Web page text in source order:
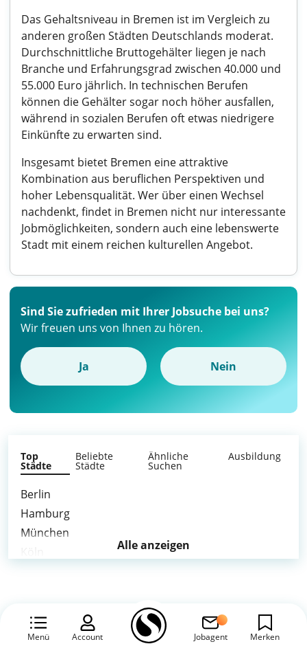
Das Gehaltsniveau in Bremen ist im Vergleich zu
anderen großen Städten Deutschlands moderat.
Durchschnittliche Bruttogehälter liegen je nach
Branche und Erfahrungsgrad zwischen 40.000 und
55.000 Euro jährlich. In technischen Berufen
können die Gehälter sogar noch höher ausfallen,
während in sozialen Berufen oft etwas niedrigere
Einkünfte zu erwarten sind.
Insgesamt bietet Bremen eine attraktive
Kombination aus beruflichen Perspektiven und
hoher Lebensqualität. Wer über einen Wechsel
nachdenkt, findet in Bremen nicht nur interessante
Jobmöglichkeiten, sondern auch eine lebenswerte
Stadt mit einem reichen kulturellen Angebot.
Menü Account Jobagent Merken
Sind Sie zufrieden mit Ihrer Jobsuche bei uns?
Wir freuen uns von Ihnen zu hören.
Ja Nein
Top
Städte
Beliebte
Städte
Ähnliche
Suchen
Ausbildung
Berlin
Hamburg
München
Leipzig
Alle anzeigen